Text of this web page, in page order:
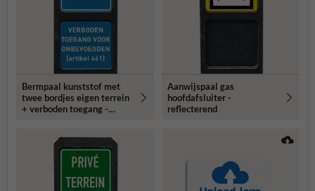
Bermpaal kunststof met
twee bordjes eigen terrein
+ verboden toegang -
Aanwijspaal gas
hoofdafsluiter -
reflecterend